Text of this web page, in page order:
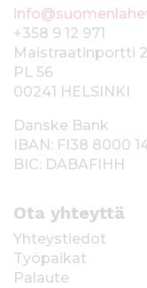
+358 9 12 971
Maistraatinportti
PL 56
00241 HELSINKI
Danske Bank
IBAN: FI38 8000
BIC: DABAFIHH
Ota yhteyttä
Yhteystiedot
Työpaikat
Palaute